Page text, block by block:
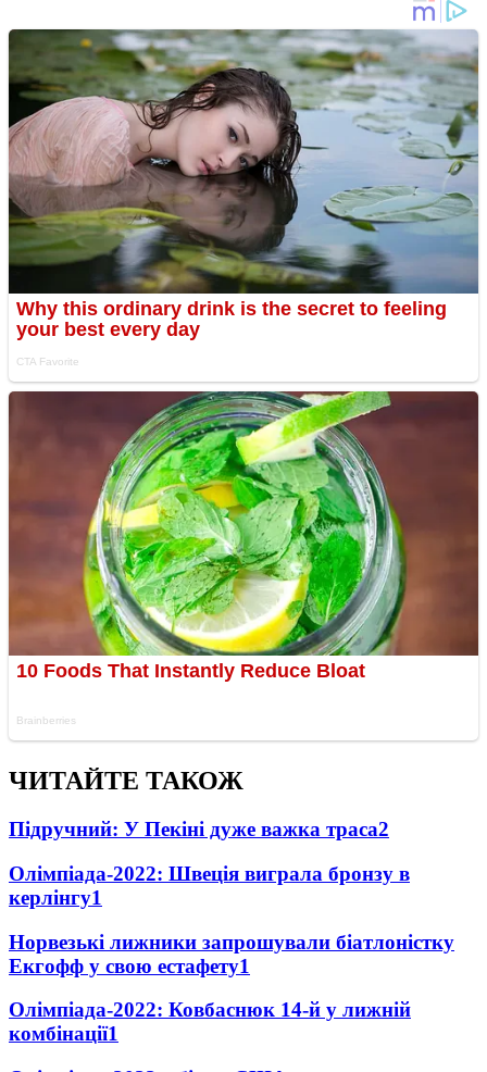
ЧИТАЙТЕ ТАКОЖ
Підручний: У Пекіні дуже важка траса2
Олімпіада-2022: Швеція виграла бронзу в
керлінгу1
Норвезькі лижники запрошували біатлоністку
Екгофф у свою естафету1
Олімпіада-2022: Ковбаснюк 14-й у лижній
комбінації1